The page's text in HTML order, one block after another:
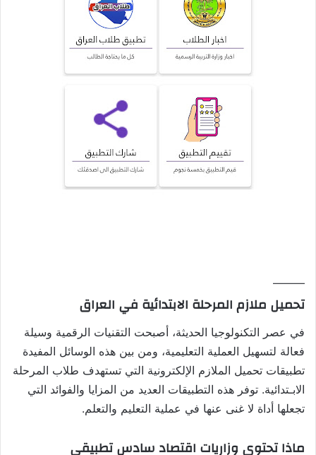
———
تحميل ملازم المرحلة الابتدائية في العراق
في عصر التكنولوجيا الحديثة، أصبحت التقنيات الرقمية وسيلة
فعالة لتسهيل العملية التعليمية، ومن بين هذه الوسائل المفيدة
تطبيقات تحميل الملازم الإلكترونية التي تستهدف طلاب المرحلة
الابـتدائية. توفر هذه التطبيقات العديد من المزايا والفوائد التي
تجعلها أداة لا غنى عنها في عملية التعليم والتعلم.
ماذا تحتوي وزاريات اقتصاد سادس تطبيقي